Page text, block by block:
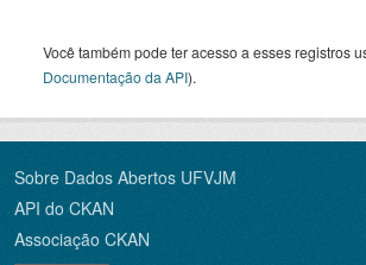
Você também pode ter acesso a esses registros
Documentação da API).
Sobre Dados Abertos UFVJM
API do CKAN
Associação CKAN